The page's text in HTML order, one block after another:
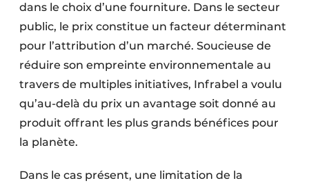
dans le choix d’une fourniture. Dans le secteur
public, le prix constitue un facteur déterminant
pour ­l’attribution d’un marché. Soucieuse de
réduire son empreinte environnementale au
travers de multiples initiatives, Infrabel a voulu
qu’au-delà du prix un avantage soit donné au
produit offrant les plus grands bénéfices pour
la planète.
Dans le cas présent, une limitation de la